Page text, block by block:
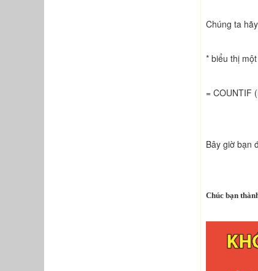
Chúng ta
* biểu thị
= COUNTIF
Bây giờ bạn
Chúc bạn